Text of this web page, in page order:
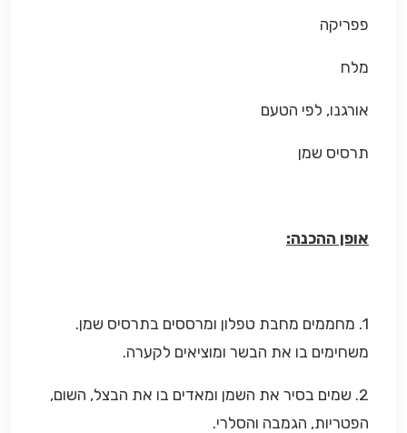
פפריקה
מלח
אורגנו, לפי הטעם
תרסיס שמן
אופן ההכנה:
1. מחממים מחבת טפלון ומרססים בתרסיס שמן.
משחימים בו את הבשר ומוציאים לקערה.
2. שמים בסיר את השמן ומאדים בו את הבצל, השום,
הפטריות, הגמבה והסלרי.